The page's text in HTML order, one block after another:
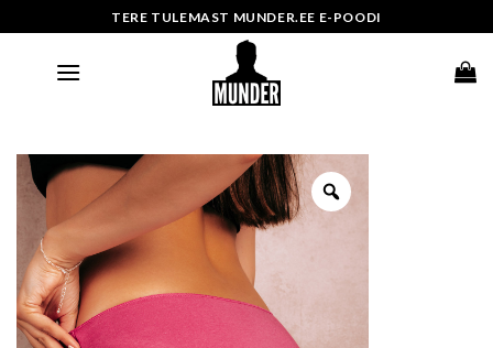
to
TERE TULEMAST MUNDER.EE E-POODI